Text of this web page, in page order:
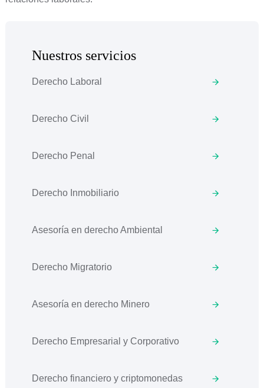
Nuestros servicios
Derecho Laboral
Derecho Civil
Derecho Penal
Derecho Inmobiliario
Asesoría en derecho Ambiental
Derecho Migratorio
Asesoría en derecho Minero
Derecho Empresarial y Corporativo
Derecho financiero y criptomonedas